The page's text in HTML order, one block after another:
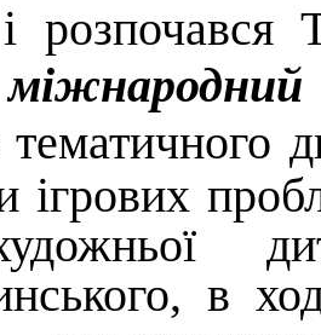
тематичного
ігрових
в